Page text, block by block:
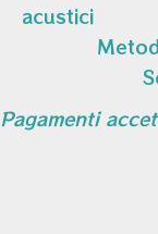
acustici
Pagamenti